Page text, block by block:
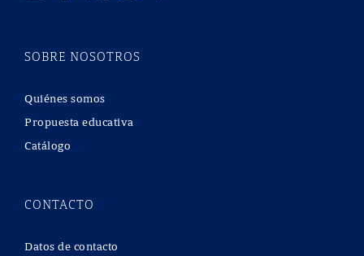
SOBRE NOSOTROS
Quiénes somos
Propuesta educativa
Catálogo
CONTACTO
Datos de contacto